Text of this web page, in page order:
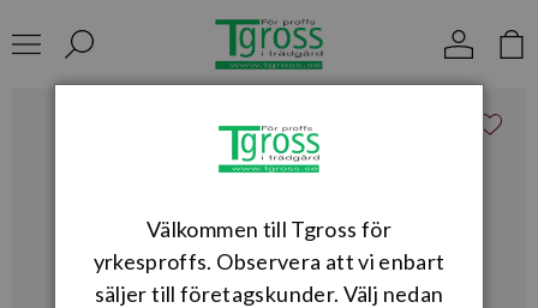
Välkommen till Tgross för
yrkesproffs. Observera att vi enbart
säljer till företagskunder. Välj nedan